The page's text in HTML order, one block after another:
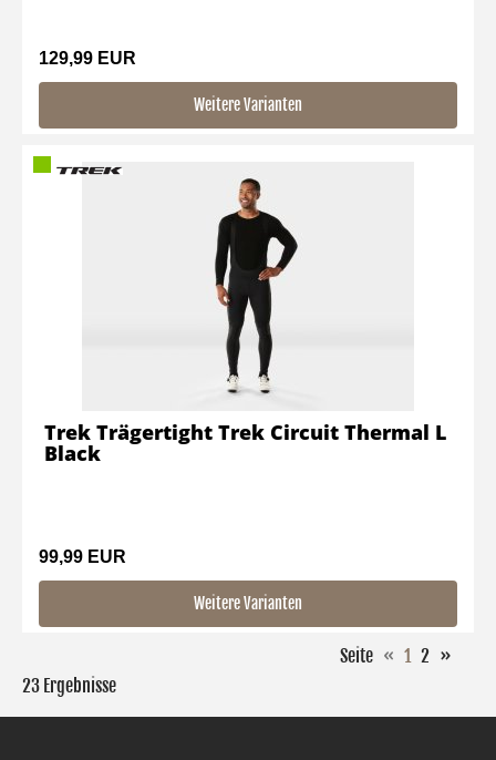
129,99 EUR
Weitere Varianten
99,99 EUR
Weitere Varianten
Trek Trägertight Trek Circuit Thermal L
Black
Seite « 1 2 »
23 Ergebnisse